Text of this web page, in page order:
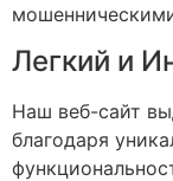
Легкий и
Наш веб-сайт
благодаря